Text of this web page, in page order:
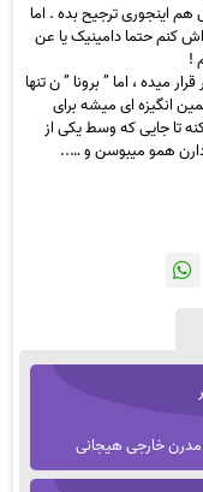
اینجوری ترجیح بده . اما
کنم حتما دامینیک یا عن
!
میده ، اما ” برونا ” ن تنها
انگیزه ای میشه برای
تا جایی که وسط یکی از
همو میبوسن و …..
مدرن خارجی هیجانی